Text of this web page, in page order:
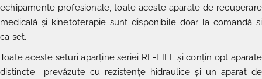
echipamente profesionale, toate aceste aparate de recuperare
medicală și kinetoterapie sunt disponibile doar la comandă și
ca set.
Toate aceste seturi aparține seriei RE-LIFE și conțin opt aparate
distincte prevăzute cu rezistențe hidraulice și un aparat de